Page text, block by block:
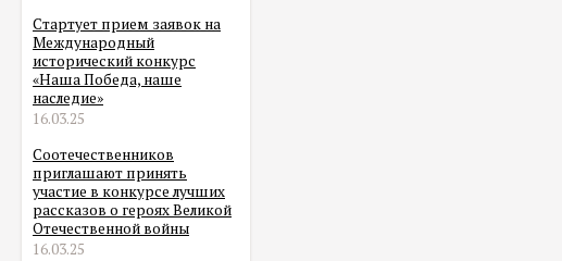
Стартует прием заявок на
Международный
исторический конкурс
«Наша Победа, наше
наследие»
16.03.25
Соотечественников
приглашают принять
участие в конкурсе лучших
рассказов о героях Великой
Отечественной войны
16.03.25